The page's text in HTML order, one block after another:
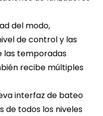
del modo,
de control y las
las temporadas
recibe múltiples
interfaz de bateo
de todos los niveles